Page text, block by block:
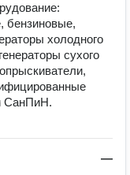
бензиновые,
холодного
сухого
СанПиН.
—